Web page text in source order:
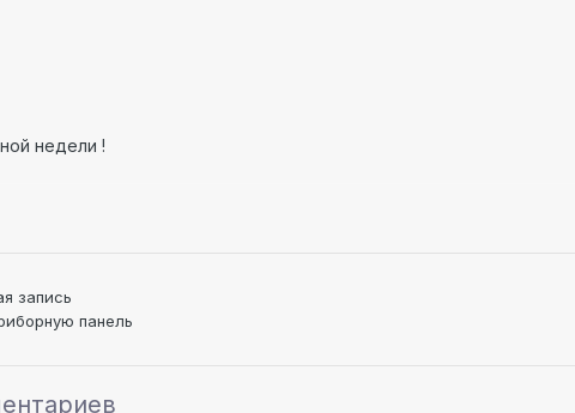
недели !
запись
панель